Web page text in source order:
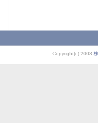
Copyright(c) 2008